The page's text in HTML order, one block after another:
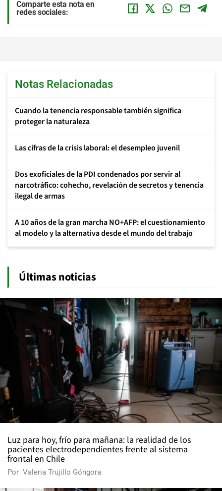
Comparte esta nota en
redes sociales:
Notas Relacionadas
Cuando la tenencia responsable también significa
proteger la naturaleza
Las cifras de la crisis laboral: el desempleo juvenil
Dos exoficiales de la PDI condenados por servir al
narcotráfico: cohecho, revelación de secretos y tenencia
ilegal de armas
A 10 años de la gran marcha NO+AFP: el cuestionamiento
al modelo y la alternativa desde el mundo del trabajo
Últimas noticias
Luz para hoy, frío para mañana: la realidad de los
pacientes electrodependientes frente al sistema
frontal en Chile
Por Valeria Trujillo Góngora